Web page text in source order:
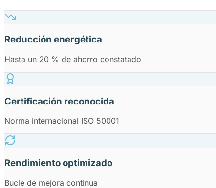
Reducción energética
Hasta un 20 % de ahorro constatado
Certificación reconocida
Norma internacional ISO 50001
Rendimiento optimizado
Bucle de mejora continua